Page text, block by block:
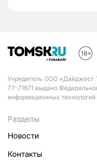
Учредитель ООО
77-71671 выдано
информационных
Разделы
Новости
Контакты